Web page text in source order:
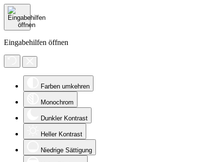
Eingabehilfen öffnen
Farben umkehren
Monochrom
Dunkler Kontrast
Heller Kontrast
Niedrige Sättigung